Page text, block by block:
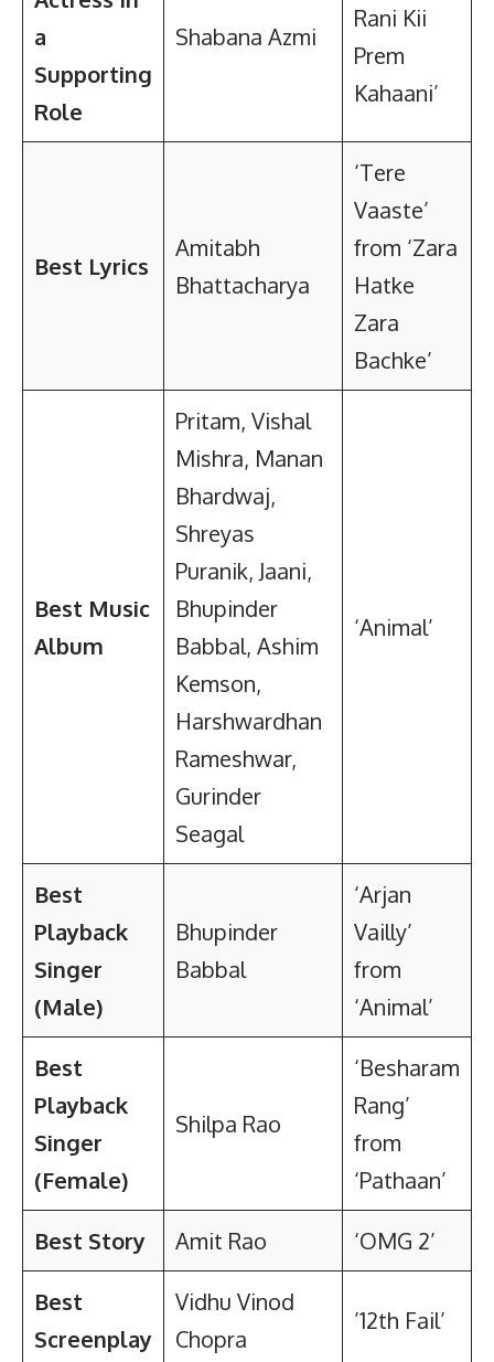
a
Supporting
Role
Shabana Azmi
Rani Kii
Prem
Kahaani’
Best Lyrics
Amitabh
Bhattacharya
‘Tere
Vaaste’
from ‘Zara
Hatke
Zara
Bachke’
Best Music
Album
Pritam, Vishal
Mishra, Manan
Bhardwaj,
Shreyas
Puranik, Jaani,
Bhupinder
Babbal, Ashim
Kemson,
Harshwardhan
Rameshwar,
Gurinder
Seagal
‘Animal’
Best
Playback
Singer
(Male)
Bhupinder
Babbal
‘Arjan
Vailly’
from
‘Animal’
Best
Playback
Singer
(Female)
Shilpa Rao
‘Besharam
Rang’
from
‘Pathaan’
Best Story Amit Rao ‘OMG 2’
Best
Screenplay
Vidhu Vinod
Chopra
’12th Fail’